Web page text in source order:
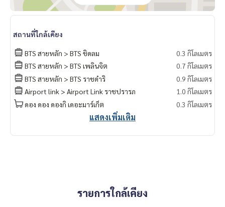
Contact
Khun Chanya: Tel.061-428-9156
Whats app:
Line ID: @mcre
My Celebrity Co., Ltd. Real Estate Agency, Service You Can T
rust.
#luxury #LuxuryCondominium #Luxurycondo #condominiu
m #rent # condo #condo Bangkok #Bangkok Condo #Con
do for rent #For rent #Condorental #RentSellCondoBang
kok #rentcondo #rentalproperty #rental #Luxurycondofo
rrent #Condo near the BTS #Condo #MCRE #realestateag
สถานที่ใกล้เคียง
BTS สายหลัก > BTS ชิดลม
0.3 กิโลเมตร
BTS สายหลัก > BTS เพลินจิต
0.7 กิโลเมตร
BTS สายหลัก > BTS ราชดำริ
0.9 กิโลเมตร
Airport link > Airport Link ราชปรารภ
1.0 กิโลเมตร
ดอง ดอง ดองกิ เดอะมาร์เก็ต
0.3 กิโลเมตร
แสดงเพิ่มเติม
รายการใกล้เคียง